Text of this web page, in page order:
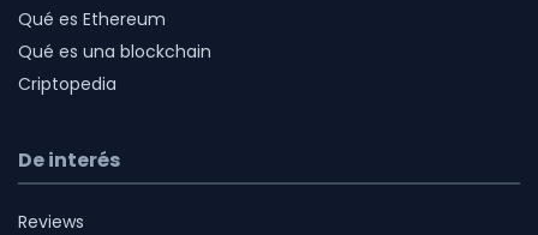
Qué es Ethereum
Qué es una blockchain
Criptopedia
De interés
Reviews